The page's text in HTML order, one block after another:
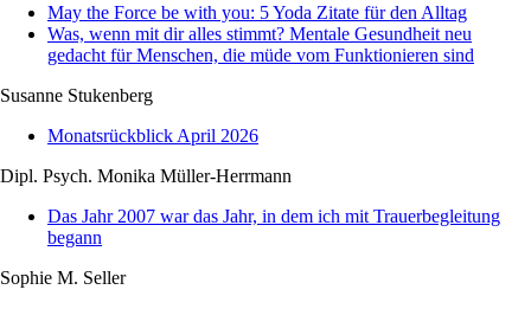
May the Force be with you: 5 Yoda Zitate für den Alltag
Was, wenn mit dir alles stimmt? Mentale Gesundheit neu
gedacht für Menschen, die müde vom Funktionieren sind
Susanne Stukenberg
Monatsrückblick April 2026
Dipl. Psych. Monika Müller-Herrmann
Das Jahr 2007 war das Jahr, in dem ich mit Trauerbegleitung
begann
Sophie M. Seller